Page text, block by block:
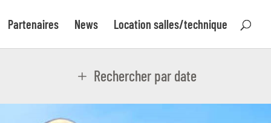
Partenaires News Location salles/technique
Rechercher par date